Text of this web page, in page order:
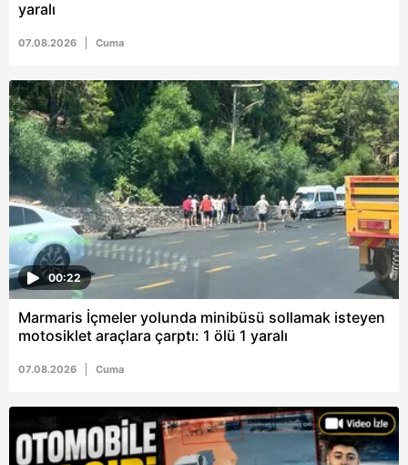
için Ayarlar butonuna tıklayabilir,
Metnimizi ziyaret edebilirsiniz.
6698 sayılı Kişisel Verilerin Korunması Kanunu uyarınca
hazırlanmış Aydınlatma Metnimizi okumak ve sitemizde
ilgili mevzuata uygun olarak kullanılan çerezlerle ilgili bilgi
almak için lütfentıklayınız.
yaralı
07.08.2026 Cuma
00:22
Marmaris İçmeler yolunda minibüsü sollamak isteyen
motosiklet araçlara çarptı: 1 ölü 1 yaralı
07.08.2026 Cuma